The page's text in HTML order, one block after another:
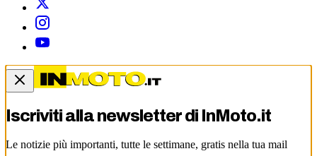
Iscriviti alla newsletter di InMoto.it
Le notizie più importanti, tutte le settimane, gratis nella tua mail